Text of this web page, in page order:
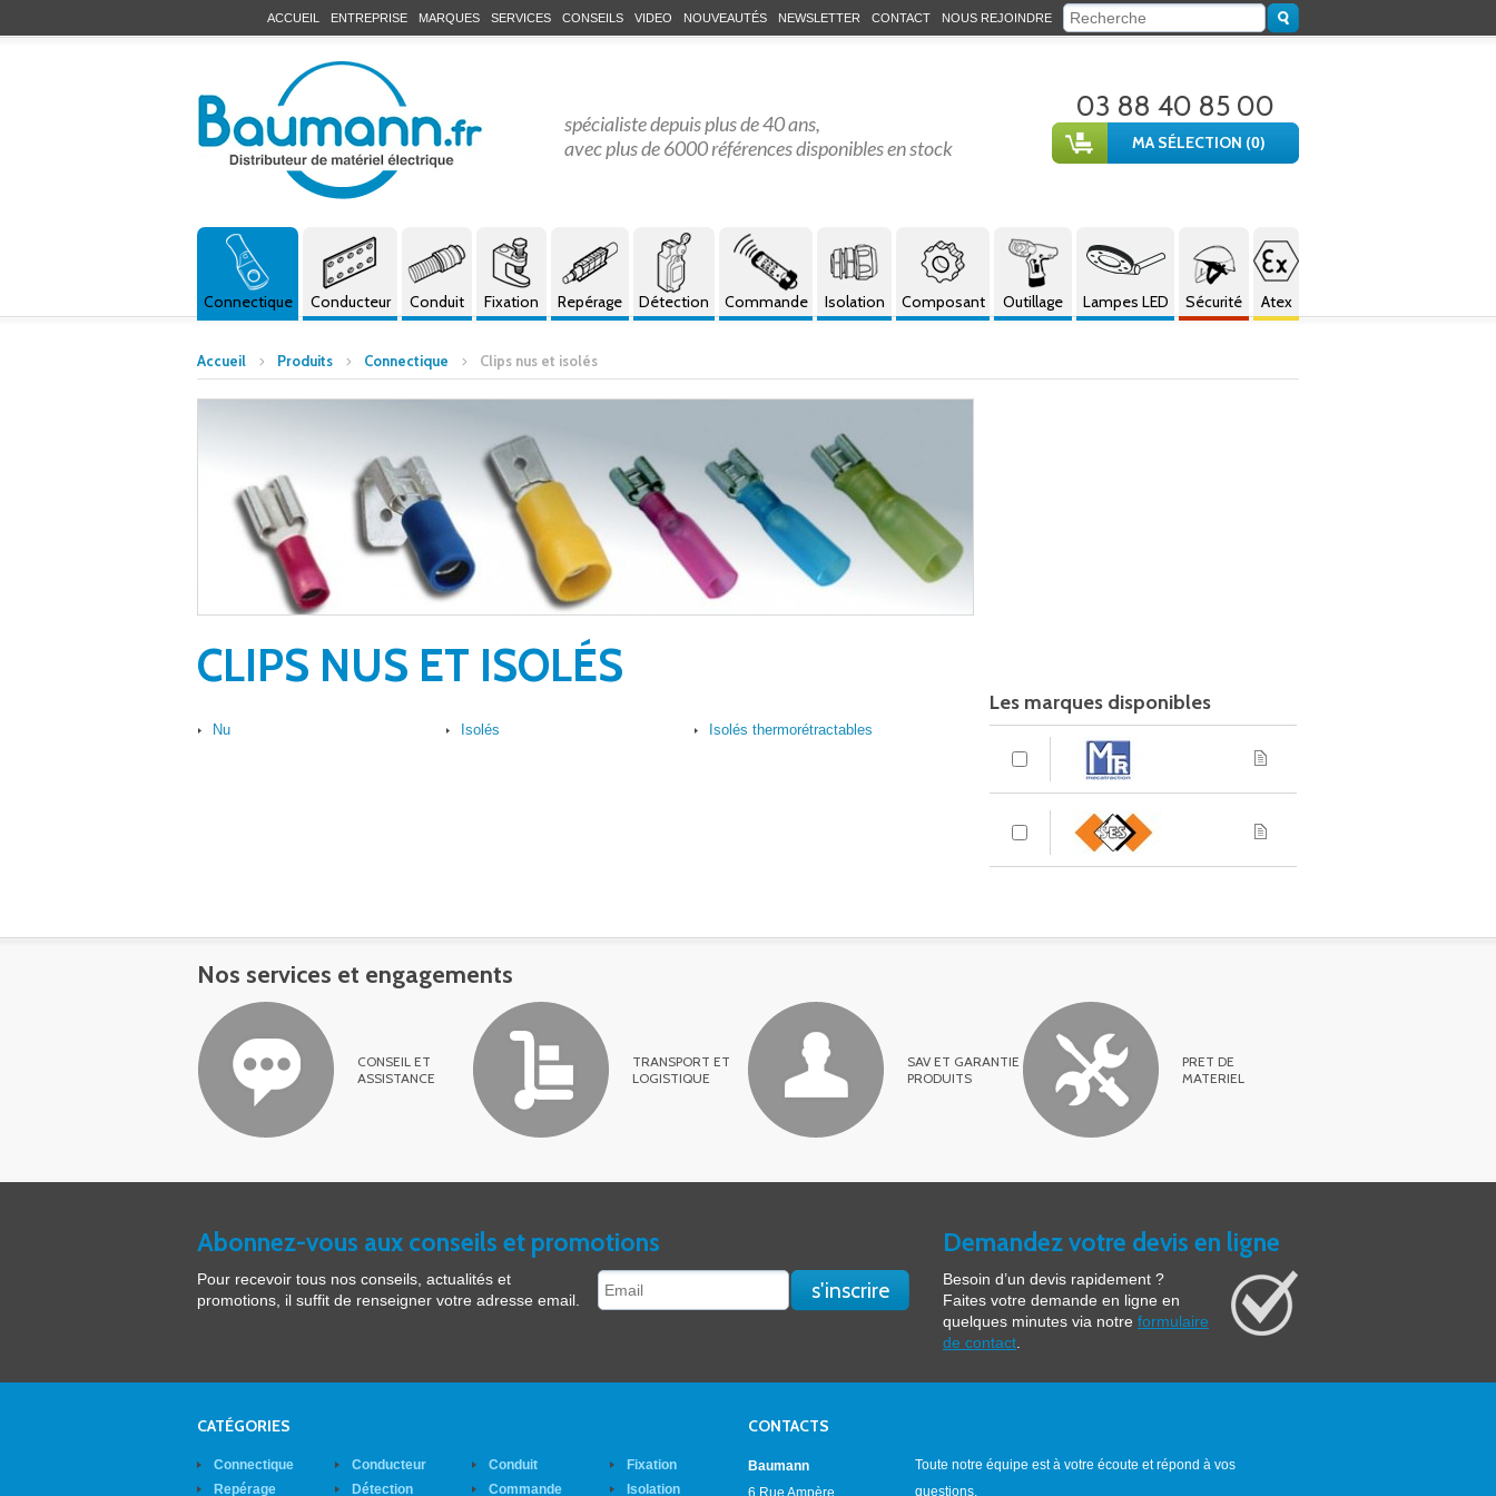
ACCUEIL ENTREPRISE MARQUES SERVICES CONSEILS VIDEO NOUVEAUTÉS NEWSLETTER CONTACT NOUS REJOINDRE
Connectique Conducteur Conduit Fixation Repérage Détection Commande Isolation Composant Outillage Lampes LED Sécurité Atex
spécialiste depuis plus de 40 ans,
avec plus de 6000 références disponibles en stock
03 88 40 85 00
MA SÉLECTION (0)
Accueil Produits Connectique Clips nus et isolés
CLIPS NUS ET ISOLÉS
Nu Isolés Isolés thermorétractables
Les marques disponibles
Nos services et engagements
CONSEIL ET
ASSISTANCE
TRANSPORT ET
LOGISTIQUE
SAV ET GARANTIE
PRODUITS
PRET DE
MATERIEL
Abonnez-vous aux conseils et promotions
Pour recevoir tous nos conseils, actualités et
promotions, il suffit de renseigner votre adresse email.
Demandez votre devis en ligne
Besoin d’un devis rapidement ?
Faites votre demande en ligne en
quelques minutes via notre formulaire
de contact
CATÉGORIES
Connectique Conducteur Conduit
Fixation
Repérage
Détection Commande Isolation
CONTACTS
Baumann
6 Rue Ampère,
Toute notre équipe est à votre écoute et répond à vos
questions.